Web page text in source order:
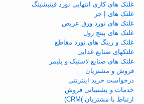
غلتک های کاری انتهایی نورد فینیشینگ
غلتک های إ جر
غلتک های نورد ورق عریض
غلتک های پینچ رول
غلتک و رینگ های نورد مقاطع
غلتکهای صنایع غذایی
غلتک های صنایع لاستیک و پلیمر
فروش و مشتریان
درخواست خرید اینترنتی
خدمات و پشتیبانی فروش
ارتباط با مشتریان )CRM)